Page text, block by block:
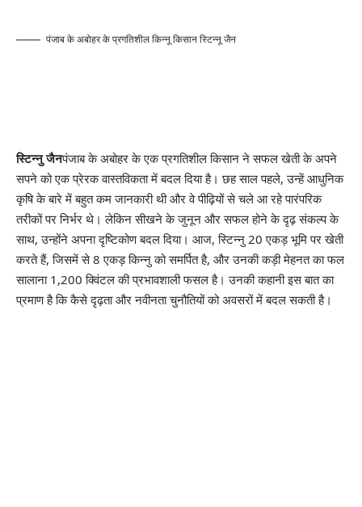
पंजाब के अबोहर के प्रगतिशील किन्नू किसान स्टिन्नू जैन
स्टिन्नु जैनपंजाब के अबोहर के एक प्रगतिशील किसान ने सफल खेती के अपने
सपने को एक प्रेरक वास्तविकता में बदल दिया है। छह साल पहले, उन्हें आधुनिक
कृषि के बारे में बहुत कम जानकारी थी और वे पीढ़ियों से चले आ रहे पारंपरिक
तरीकों पर निर्भर थे। लेकिन सीखने के जुनून और सफल होने के दृढ़ संकल्प के
साथ, उन्होंने अपना दृष्टिकोण बदल दिया। आज, स्टिन्नु 20 एकड़ भूमि पर खेती
करते हैं, जिसमें से 8 एकड़ किन्नु को समर्पित है, और उनकी कड़ी मेहनत का फल
सालाना 1,200 क्विंटल की प्रभावशाली फसल है। उनकी कहानी इस बात का
प्रमाण है कि कैसे दृढ़ता और नवीनता चुनौतियों को अवसरों में बदल सकती है।